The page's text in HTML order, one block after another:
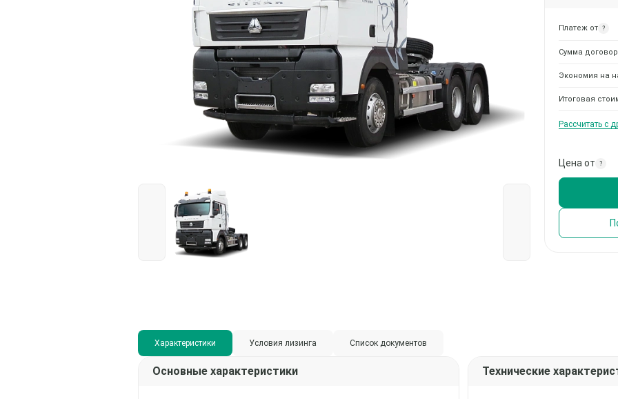
Платеж от ?
Сумма
Экономия на
Итоговая
Рассчитать с
Цена от ?
Характеристики Условия лизинга Список документов
Основные характеристики Технические